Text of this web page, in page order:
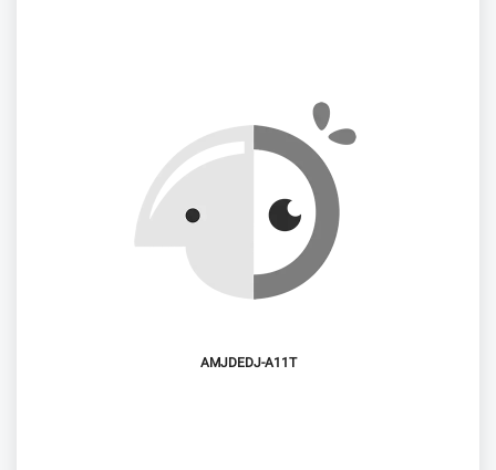
AMJDEDJ-A11T